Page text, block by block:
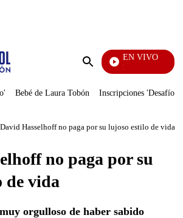
Enviar
EN VIVO
Se Dice De Mí
Bebé de Laura Tobón Inscripciones 'Desafío'
David Hasselhoff no paga por su lujoso estilo de vida
no paga por su
de vida
orgulloso de haber sabido